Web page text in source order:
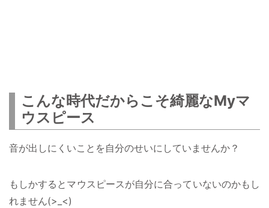
こんな時代だからこそ綺麗なMyマ
ウスピース
音が出しにくいことを自分のせいにしていませんか？
もしかするとマウスピースが自分に合っていないのかもし
れません(>_<)